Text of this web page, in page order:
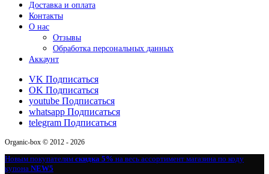
Доставка и оплата
Контакты
О нас
Отзывы
Обработка персональных данных
Аккаунт
VK Подписаться
OK Подписаться
youtube Подписаться
whatsapp Подписаться
telegram Подписаться
Organic-box © 2012 - 2026
Новым покупателям скидка 5% на весь ассортимент магазина по коду
купона NEW5